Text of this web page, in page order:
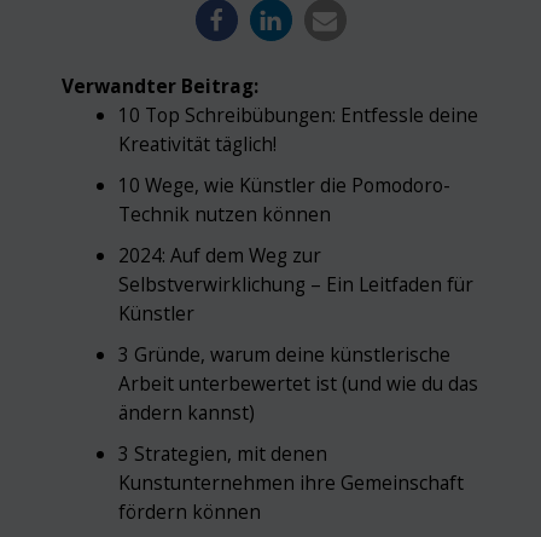
Verwandter Beitrag:
10 Top Schreibübungen: Entfessle deine
Kreativität täglich!
10 Wege, wie Künstler die Pomodoro-
Technik nutzen können
2024: Auf dem Weg zur
Selbstverwirklichung – Ein Leitfaden für
Künstler
3 Gründe, warum deine künstlerische
Arbeit unterbewertet ist (und wie du das
ändern kannst)
3 Strategien, mit denen
Kunstunternehmen ihre Gemeinschaft
fördern können